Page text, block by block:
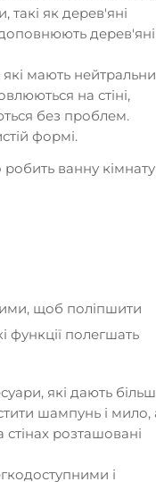
такі як дерев'яні
доповнюють дерев'яні
мають
на стіні,
без проблем.
формі.
ванну кімнату
щоб поліпшити
функції полегшать
які дають
шампунь і мило,
стінах розташовані
і